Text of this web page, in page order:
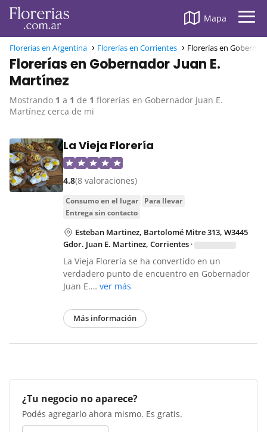
Mapa
Florerías en Argentina Florerías en Corrientes Florerías en
Florerías en Gobernador Juan E.
Martínez
Mostrando 1 a 1 de 1 florerías en Gobernador Juan E.
Martínez cerca de mi
La Vieja Florería
4.8(8 valoraciones)
consumo en el lugar
para llevar
entrega sin contacto
Esteban Martinez, Bartolomé Mitre 313, W3445
Gdor. Juan E. Martinez, Corrientes ·
La Vieja Florería se ha convertido en un
verdadero punto de encuentro en Gobernador
Juan E.… ver más
Más información
¿Tu negocio no aparece?
Podés agregarlo ahora mismo. Es gratis.